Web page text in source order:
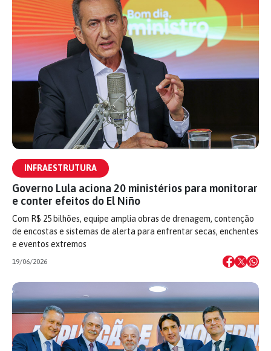
INFRAESTRUTURA
Governo Lula aciona 20 ministérios para monitorar
e conter efeitos do El Niño
Com R$ 25 bilhões, equipe amplia obras de drenagem, contenção
de encostas e sistemas de alerta para enfrentar secas, enchentes
e eventos extremos
19/06/2026